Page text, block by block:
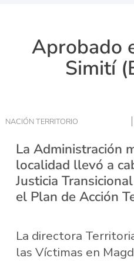
Aprobado
Simití
NACIÓN TERRITORIO
La Administración
localidad llevó a
Justicia
el Plan de Acción
La directora
las Víctimas en